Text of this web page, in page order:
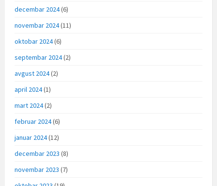
decembar 2024(6)
novembar 2024(11)
oktobar 2024(6)
septembar 2024(2)
avgust 2024(2)
april 2024(1)
mart 2024(2)
februar 2024(6)
januar 2024(12)
decembar 2023 (8)
novembar 2023 (7)